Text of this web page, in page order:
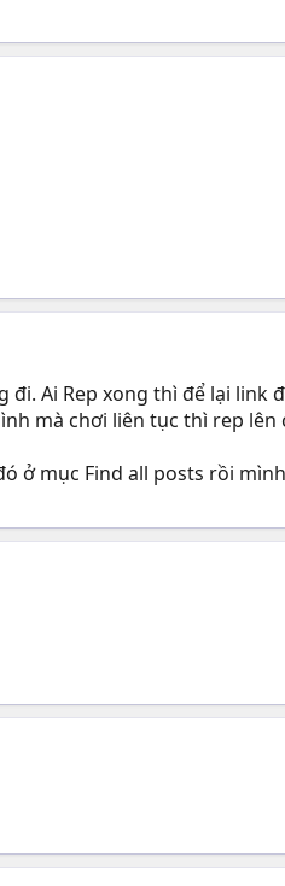
Ai Rep xong thì để lại
mà chơi liên tục thì rep lên
ở mục Find all posts rồi